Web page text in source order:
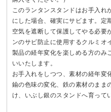
このランタンスタンドはお手入れ
にした場合、確実にサビます。定
空気を遮断して保護してやる必
ンのサビ防止に使用するクルミオ
製品の経年変化を楽しめる方のみ
いいたします。
お手入れをしつつ、素材の経年変
鍮の色味の変化、鉄の素材のまま
け、いぶし銀のスタンドへ育って